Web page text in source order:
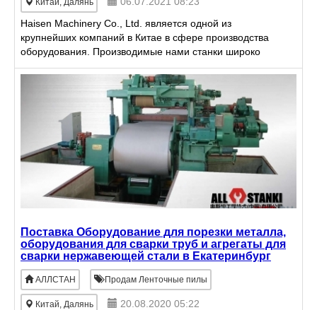
Китай, Далянь
Haisen Machinery Co., Ltd. является одной из
крупнейших компаний в Китае в сфере производства
оборудования. Производимые нами станки широко
применяются в области судостроения ,
энергостроение, металл
Поставка Оборудование для порезки металла,
оборудования для сварки труб и агрегаты для
сварки нержавеющей стали в Екатеринбург
АЛЛСТАН Продам Ленточные пилы
Китай, Далянь
20.08.2020 05:22